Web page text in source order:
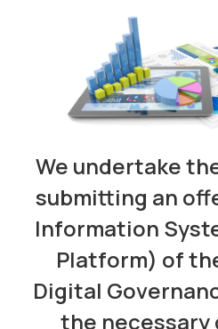
We undertake
submitting an
Information
Platform) of
Digital
the necessary